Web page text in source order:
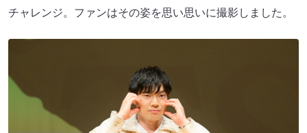
チャレンジ。ファンはその姿を思い思いに撮影しました。